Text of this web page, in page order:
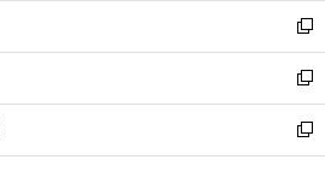
く
で
開
く
ド
ウ
で
開
く
ィ
ン
ド
ウ
で
開
し
い
ウ
ィ
ン
ド
ウ
新
し
い
ウ
ィ
ン
新
し
い
ウ
新
し